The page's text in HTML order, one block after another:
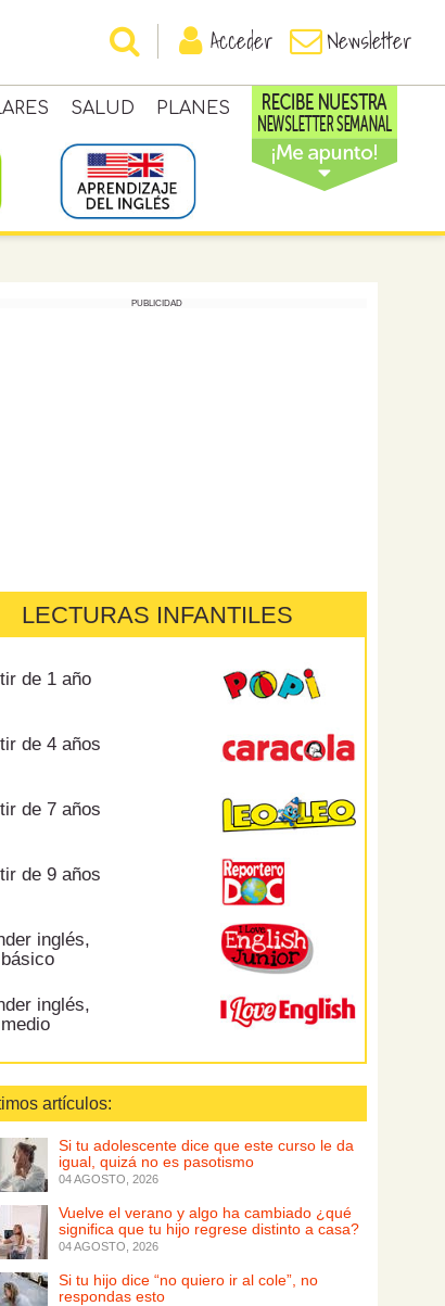
Acceder Newsletter
SALUD PLANES
PUBLICIDAD
LECTURAS INFANTILES
de 1 año
de 4 años
de 7 años
de 9 años
inglés,
inglés,
artículos:
Si tu adolescente dice que este curso le da
igual, quizá no es pasotismo
04 AGOSTO, 2026
Vuelve el verano y algo ha cambiado ¿qué
significa que tu hijo regrese distinto a casa?
04 AGOSTO, 2026
Si tu hijo dice “no quiero ir al cole”, no
respondas esto